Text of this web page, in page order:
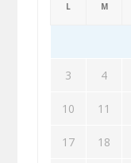
L M
3 4
10 11
17 18